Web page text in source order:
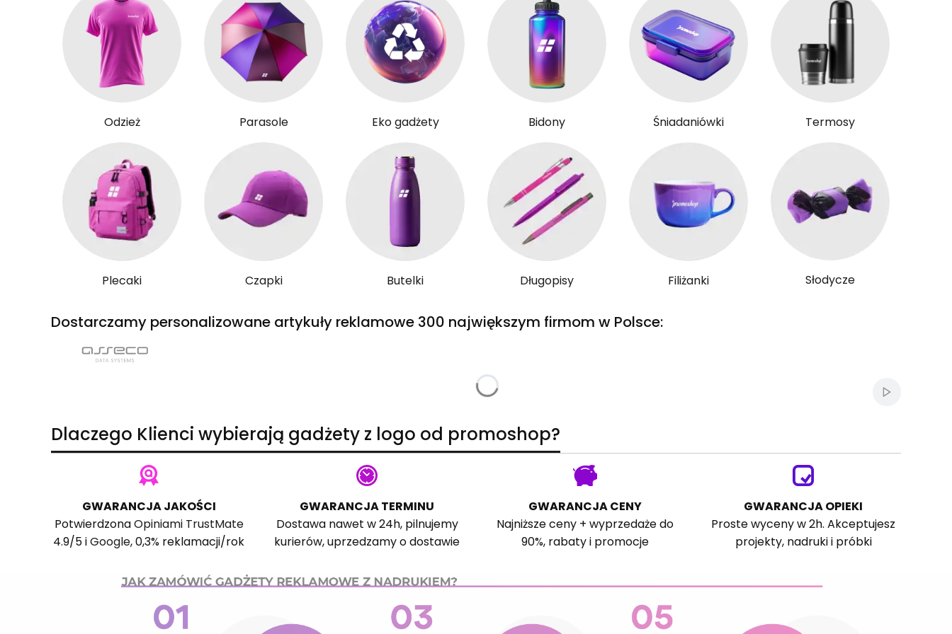
Odzież Parasole Eko gadżety Bidony Śniadaniówki Termosy
Plecaki Czapki Butelki Długopisy Filiżanki Słodycze
Dostarczamy personalizowane artykuły reklamowe 300 największym firmom w Polsce:
Włącz
Dlaczego Klienci wybierają gadżety z logo od promoshop?
GWARANCJA JAKOŚCI
PotwierdzonaOpiniami TrustMate
4.9/5 iGoogle, 0,3% reklamacji/rok
GWARANCJA TERMINU
Dostawa nawet w 24h, pilnujemy
kurierów, uprzedzamy o dostawie
GWARANCJA CENY
Najniższe ceny + wyprzedaże do
90%, rabaty i promocje
GWARANCJA OPIEKI
Proste wyceny w 2h. Akceptujesz
projekty, nadruki i próbki